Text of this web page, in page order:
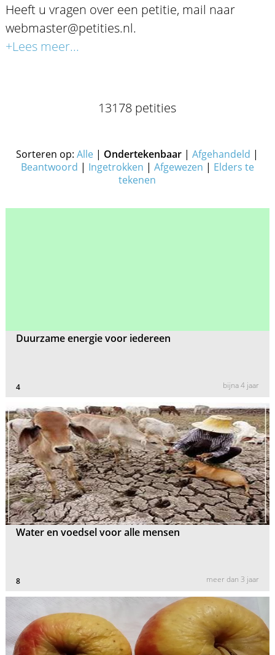
Heeft u vragen over een petitie, mail naar
webmaster@petities.nl.
+Lees meer...
13178 petities
Sorteren op:Alle | Ondertekenbaar |Afgehandeld |
Beantwoord | Ingetrokken | Afgewezen | Elders te
tekenen
Duurzame energie voor iedereen
4 bijna 4 jaar
Water en voedsel voor alle mensen
8 meer dan 3 jaar